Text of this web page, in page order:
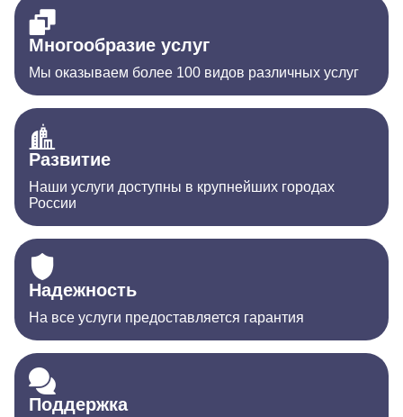
Многообразие услуг
Мы оказываем более 100 видов различных услуг
Развитие
Наши услуги доступны в крупнейших городах
России
Надежность
На все услуги предоставляется гарантия
Поддержка